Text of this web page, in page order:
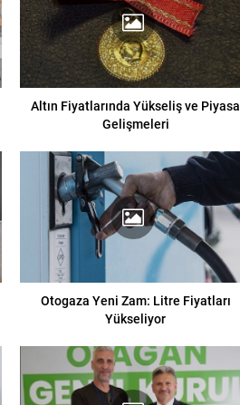
Altın Fiyatlarında Yükseliş ve Piyasa
Gelişmeleri
Otogaza Yeni Zam: Litre Fiyatları
Yükseliyor